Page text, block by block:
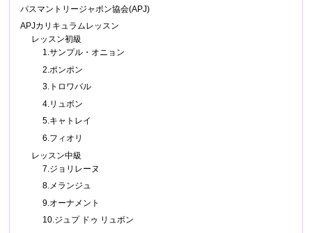
パスマントリージャポン協会(APJ)
APJカリキュラムレッスン
レッスン初級
1.サンプル・オニョン
2.ポンポン
3.トロワバル
4.リュボン
5.キャトレイ
6.フィオリ
レッスン中級
7.ジョリレーヌ
8.メランジュ
9.オーナメント
10.ジュプ ドゥ リュボン